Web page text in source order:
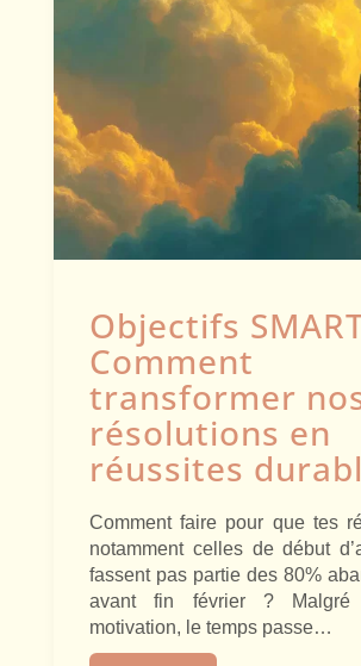
Objectifs
Comment
transformer
résolutions en
réussites
Comment faire pour que tes
notamment celles de début
fassent pas partie des 80%
avant fin février ? Malgré
motivation, le temps passe…